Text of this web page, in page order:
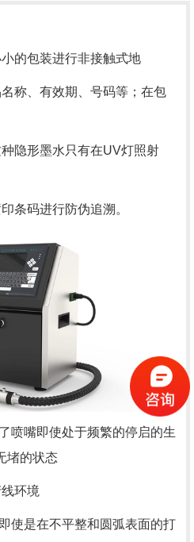
的包装进行非接触式地
称、有效期、号码等；在包
隐形墨水只有在UV灯照射
条码进行防伪追溯。
喷嘴即使处于频繁的停启的生
堵的状态
环境
使是在不平整和圆弧表面的打